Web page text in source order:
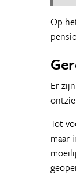
Op
Er
Tot
maar